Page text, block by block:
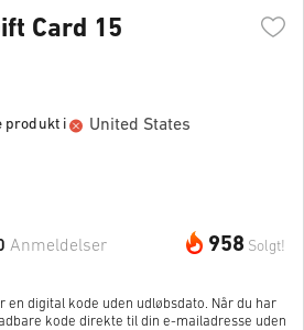
Card 15
produkt i United States
958 Solgt!
Anmeldelser
er en digital kode uden udløbsdato. Når du har
kode direkte til din e-mailadresse uden